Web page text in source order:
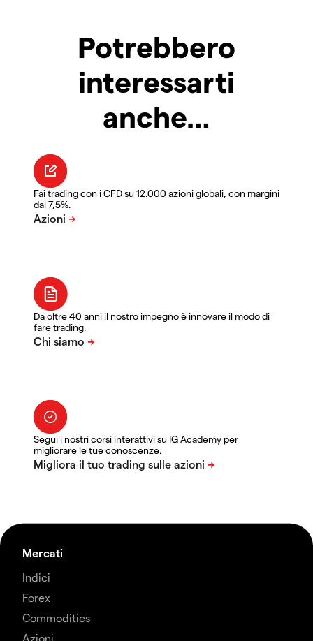
Potrebbero
interessarti
anche…
Fai trading con i CFD su 12.000 azioni globali, con margini
dal 7,5%.
Da oltre 40 anni il nostro impegno è innovare il modo di
fare trading.
Segui i nostri corsi interattivi su IG Academy per
migliorare le tue conoscenze.
Mercati
Indici
Forex
Commodities
Azioni